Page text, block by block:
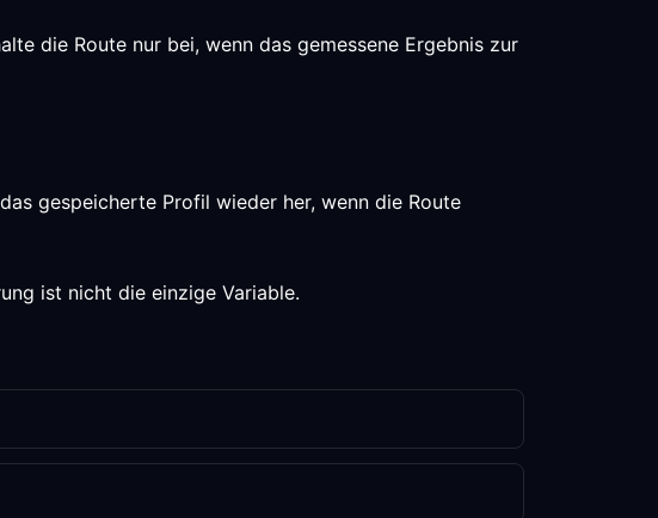
die Route nur bei, wenn das gemessene Ergebnis zur
gespeicherte Profil wieder her, wenn die Route
ist nicht die einzige Variable.